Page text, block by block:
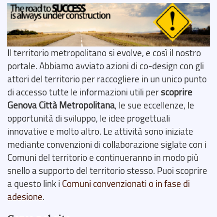
Il territorio metropolitano si evolve, e così il nostro
portale. Abbiamo avviato azioni di co-design con gli
attori del territorio per raccogliere in un unico punto
di accesso tutte le informazioni utili perscoprire
Genova Città Metropolitana, le sue eccellenze, le
opportunità di sviluppo, le idee progettuali
innovative e molto altro. Le attività sono iniziate
mediante convenzioni di collaborazione siglate con i
Comuni del territorio e continueranno in modo più
snello a supporto del territorio stesso. Puoi scoprire
a questo link i Comuni convenzionati o in fase di
adesione.